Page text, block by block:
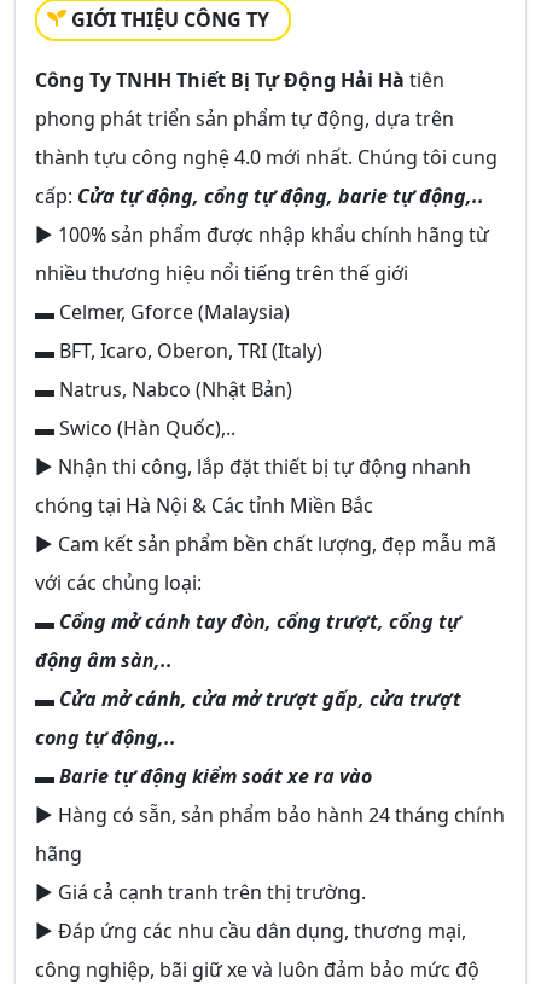
GIỚI THIỆU CÔNG TY
Công Ty TNHH Thiết Bị Tự Động Hải Hà tiên
phong phát triển sản phẩm tự động, dựa trên
thành tựu công nghệ 4.0 mới nhất. Chúng tôi cung
cấp: Cửa tự động, cổng tự động, barie tự động,..
► 100% sản phẩm được nhập khẩu chính hãng từ
nhiều thương hiệu nổi tiếng trên thế giới
▬ Celmer, Gforce (Malaysia)
▬ BFT, Icaro, Oberon, TRI (Italy)
▬ Natrus, Nabco (Nhật Bản)
▬ Swico (Hàn Quốc),..
► Nhận thi công, lắp đặt thiết bị tự động nhanh
chóng tại Hà Nội & Các tỉnh Miền Bắc
► Cam kết sản phẩm bền chất lượng, đẹp mẫu mã
với các chủng loại:
▬ Cổng mở cánh tay đòn, cổng trượt, cổng tự
động âm sàn,..
▬ Cửa mở cánh, cửa mở trượt gấp, cửa trượt
cong tự động,..
▬ Barie tự động kiểm soát xe ra vào
► Hàng có sẵn, sản phẩm bảo hành 24 tháng chính
hãng
► Giá cả cạnh tranh trên thị trường.
► Đáp ứng các nhu cầu dân dụng, thương mại,
công nghiệp, bãi giữ xe và luôn đảm bảo mức độ